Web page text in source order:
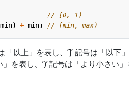
min) + min;
「以上」を表し、’]’ 記号は「以下」
を表し、’)’ 記号は「より小さい」